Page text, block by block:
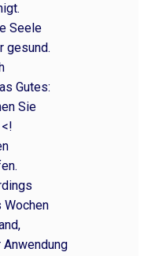
Seele
gesund.
Gutes:
Sie
Wochen